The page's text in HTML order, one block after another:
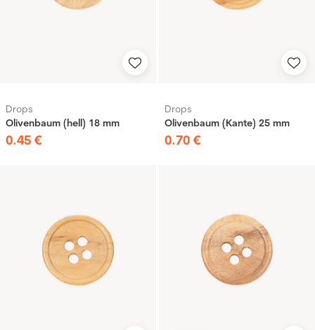
Drops
Olivenbaum (hell) 18 mm
0.45 €
Drops
Olivenbaum (Kante) 25 mm
0.70 €